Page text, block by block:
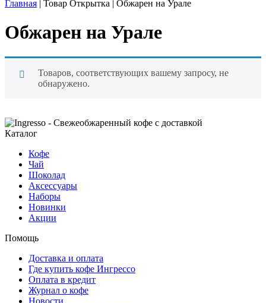
Главная | Товар Открытка | Обжарен на Урале
Обжарен на Урале
Товаров, соответствующих вашему запросу, не
обнаружено.
Каталог
Кофе
Чай
Шоколад
Аксессуары
Наборы
Новинки
Акции
Помощь
Доставка и оплата
Где купить кофе Ингрессо
Оплата в кредит
Журнал о кофе
Новости